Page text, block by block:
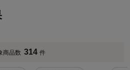
商品数 314 件